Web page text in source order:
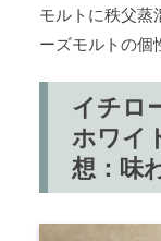
モルトに秩父蒸
ーズモルトの個
イチロ
ホワイ
想：味